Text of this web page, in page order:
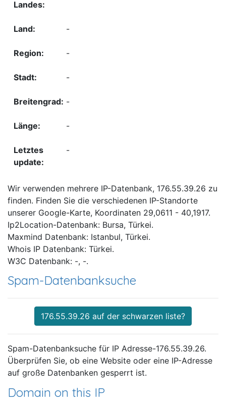
-
-
-
-
-
-
Wir verwenden mehrere IP-Datenbank, 176.55.39.26 zu
finden. Finden Sie die verschiedenen IP-Standorte
unserer Google-Karte, Koordinaten 29,0611 - 40,1917.
Ip2Location-Datenbank: Bursa, Türkei.
Maxmind Datenbank: Istanbul, Türkei.
Whois IP Datenbank: Türkei.
W3C Datenbank: -, -.
Spam-Datenbanksuche
176.55.39.26 auf der schwarzen liste?
Spam-Datenbanksuche für IP Adresse-176.55.39.26.
Überprüfen Sie, ob eine Website oder eine IP-Adresse
auf große Datenbanken gesperrt ist.
Domain on this IP